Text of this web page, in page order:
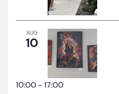
AUG
10
10:00 -17:00